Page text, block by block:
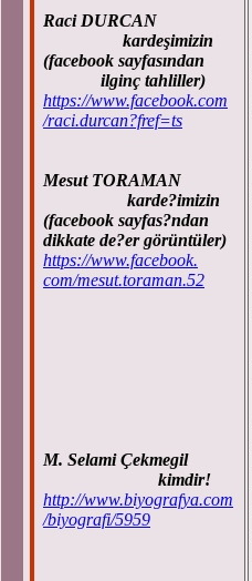
Raci DURCAN
kardeşimizin
(facebook sayfasından
ilginç tahliller)
https://www.facebook.com
/raci.durcan?fref=ts
Mesut TORAMAN
karde?imizin
(facebook sayfas?ndan
dikkate de?er görüntüler)
https://www.facebook.
com/mesut.toraman.52
M. Selami Çekmegil
kimdir!
http://www.biyografya.com
/biyografi/5959